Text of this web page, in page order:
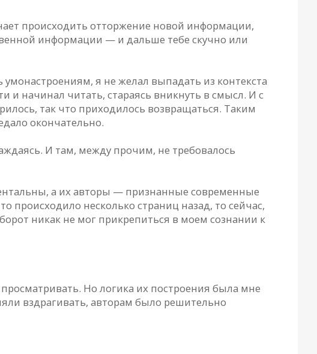
происходить отторжение новой информации,
информации — и дальше тебе скучно или
я не желал выпадать из контекста
и начинал читать, стараясь вникнуть в смысл. И с
так что приходилось возвращаться. Таким
окончательно.
И там, между прочим, не требовалось
а их авторы — признанные современные
несколько страниц назад, то сейчас,
никак не мог прикрепиться в моем сознании к
Но логика их построения была мне
вздрагивать, авторам было решительно